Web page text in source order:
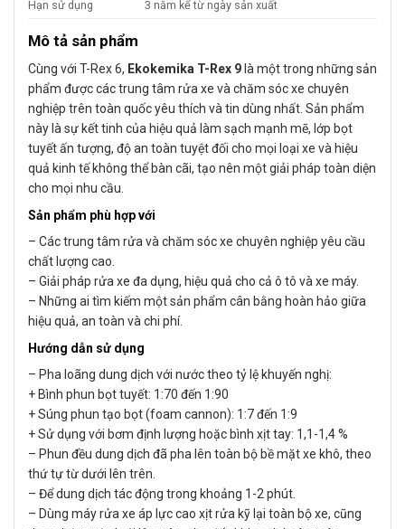
Hạn sử dụng
3 năm kể từ ngày sản xuất
Mô tả sản phẩm
Cùng với T-Rex 6, Ekokemika T-Rex 9là một trong những sản
phẩm được các trung tâm rửa xe và chăm sóc xe chuyên
nghiệp trên toàn quốc yêu thích và tin dùng nhất. Sản phẩm
này là sự kết tinh của hiệu quả làm sạch mạnh mẽ, lớp bọt
tuyết ấn tượng, độ an toàn tuyệt đối cho mọi loại xe và hiệu
quả kinh tế không thể bàn cãi, tạo nên một giải pháp toàn diện
cho mọi nhu cầu.
Sản phẩm phù hợp với
– Các trung tâm rửa và chăm sóc xe chuyên nghiệp yêu cầu
chất lượng cao.
– Giải pháp rửa xe đa dụng, hiệu quả cho cả ô tô và xe máy.
– Những ai tìm kiếm một sản phẩm cân bằng hoàn hảo giữa
hiệu quả, an toàn và chi phí.
Hướng dẫn sử dụng
– Pha loãng dung dịch với nước theo tỷ lệ khuyến nghị:
+ Bình phun bọt tuyết: 1:70 đến 1:90
+ Súng phun tạo bọt (foam cannon): 1:7 đến 1:9
+ Sử dụng với bơm định lượng hoặc bình xịt tay: 1,1-1,4 %
– Phun đều dung dịch đã pha lên toàn bộ bề mặt xe khô, theo
thứ tự từ dưới lên trên.
– Để dung dịch tác động trong khoảng 1-2 phút.
– Dùng máy rửa xe áp lực cao xịt rửa kỹ lại toàn bộ xe, cũng